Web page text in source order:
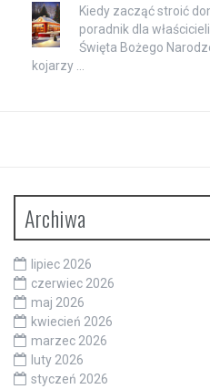
Kiedy zacząć stroić
poradnik dla właścicieli.
Święta Bożego
kojarzy …
Archiwa
lipiec 2026
czerwiec 2026
maj 2026
kwiecień 2026
marzec 2026
luty 2026
styczeń 2026